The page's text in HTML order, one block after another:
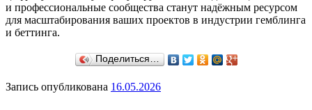
и профессиональные сообщества станут надёжным ресурсом
для масштабирования ваших проектов в индустрии гемблинга
и беттинга.
Поделиться…
Запись опубликована 16.05.2026